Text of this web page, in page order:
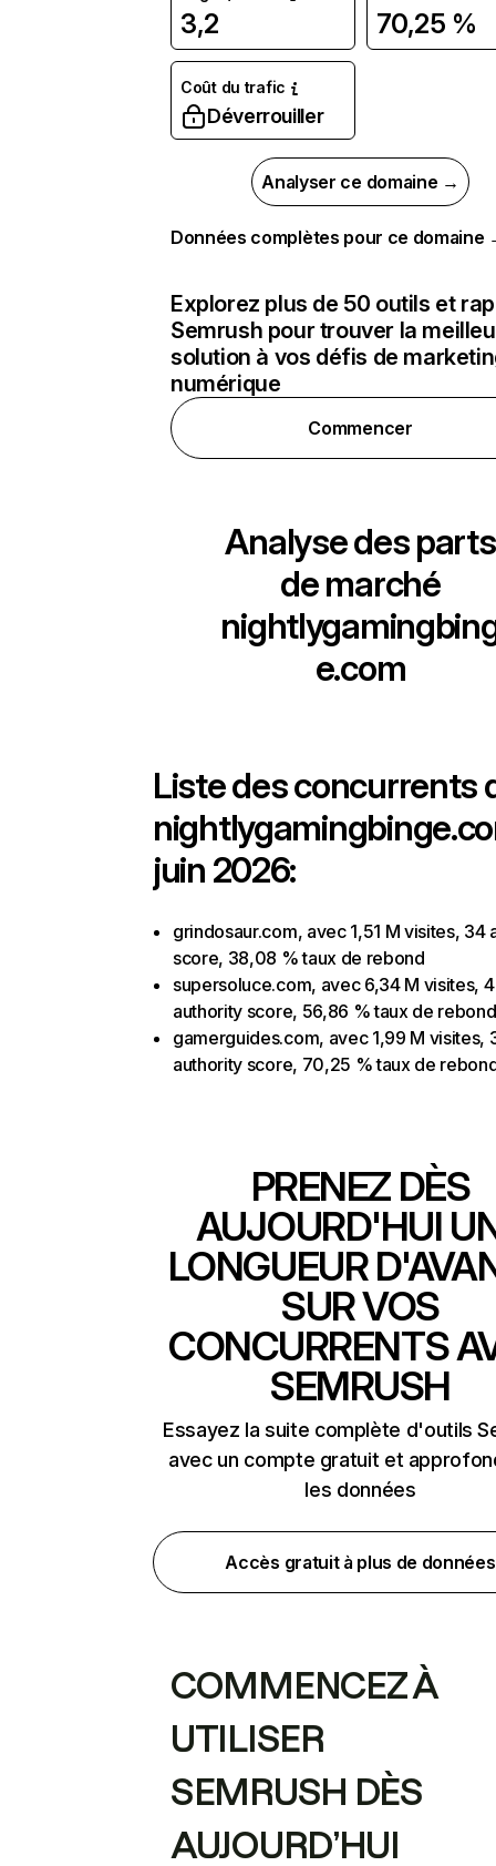
3,2 70,25 %
Coût du trafic
Déverrouiller
Analyser ce domaine →
Données complètes pour ce domaine
Explorez plus de 50 outils et
Semrush pour trouver la
solution à vos défis de
numérique
Commencer
Analyse des parts
de marché
e.com
Liste des concurrents
juin 2026:
grindosaur.com, avec 1,51 M visites, 34
score, 38,08 % taux de rebond
supersoluce.com, avec 6,34 M visites,
authority score, 56,86 % taux de rebond
gamerguides.com, avec 1,99 M visites,
authority score, 70,25 % taux de
PRENEZ DÈS
AUJOURD'HUI
LONGUEUR
SUR VOS
CONCURRENTS
SEMRUSH
Essayez la suite complète d'outils
avec un compte gratuit et
les données
Accès gratuit à plus de données
COMMENCEZ À
UTILISER
SEMRUSH DÈS
AUJOURD’HUI